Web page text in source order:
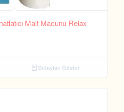
Malt Macunu Relax
Detayları Göster